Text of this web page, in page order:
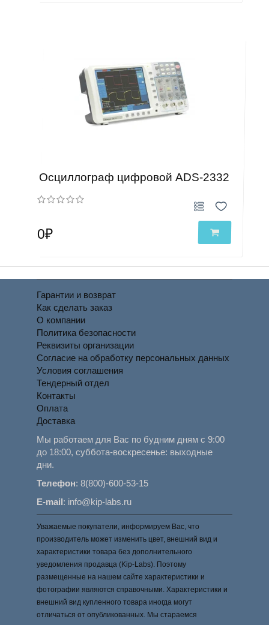
Осциллограф цифровой ADS-2332
0₽
Гарантии и возврат
Как сделать заказ
О компании
Политика безопасности
Реквизиты организации
Согласие на обработку персональных данных
Условия соглашения
Тендерный отдел
Контакты
Оплата
Доставка
Мы работаем для Вас по будним дням с 9:00
до 18:00, суббота-воскресенье: выходные
дни.
Телефон:8(800)-600-53-15
E-mail: info@kip-labs.ru
Уважаемые покупатели, информируем Вас, что
производитель может изменить цвет, внешний вид и
характеристики товара без дополнительного
уведомления продавца (Kip-Labs). Поэтому
размещенные на нашем сайте характеристики и
фотографии являются справочными. Характеристики и
внешний вид купленного товара иногда могут
отличаться от опубликованных. Мы стараемся